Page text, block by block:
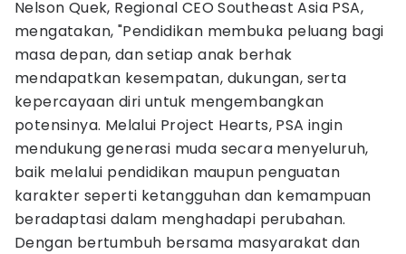
Nelson Quek, Regional CEO Southeast Asia PSA,
mengatakan, "Pendidikan membuka peluang bagi
masa depan, dan setiap anak berhak
mendapatkan kesempatan, dukungan, serta
kepercayaan diri untuk mengembangkan
potensinya. Melalui Project Hearts, PSA ingin
mendukung generasi muda secara menyeluruh,
baik melalui pendidikan maupun penguatan
karakter seperti ketangguhan dan kemampuan
beradaptasi dalam menghadapi perubahan.
Dengan bertumbuh bersama masyarakat dan